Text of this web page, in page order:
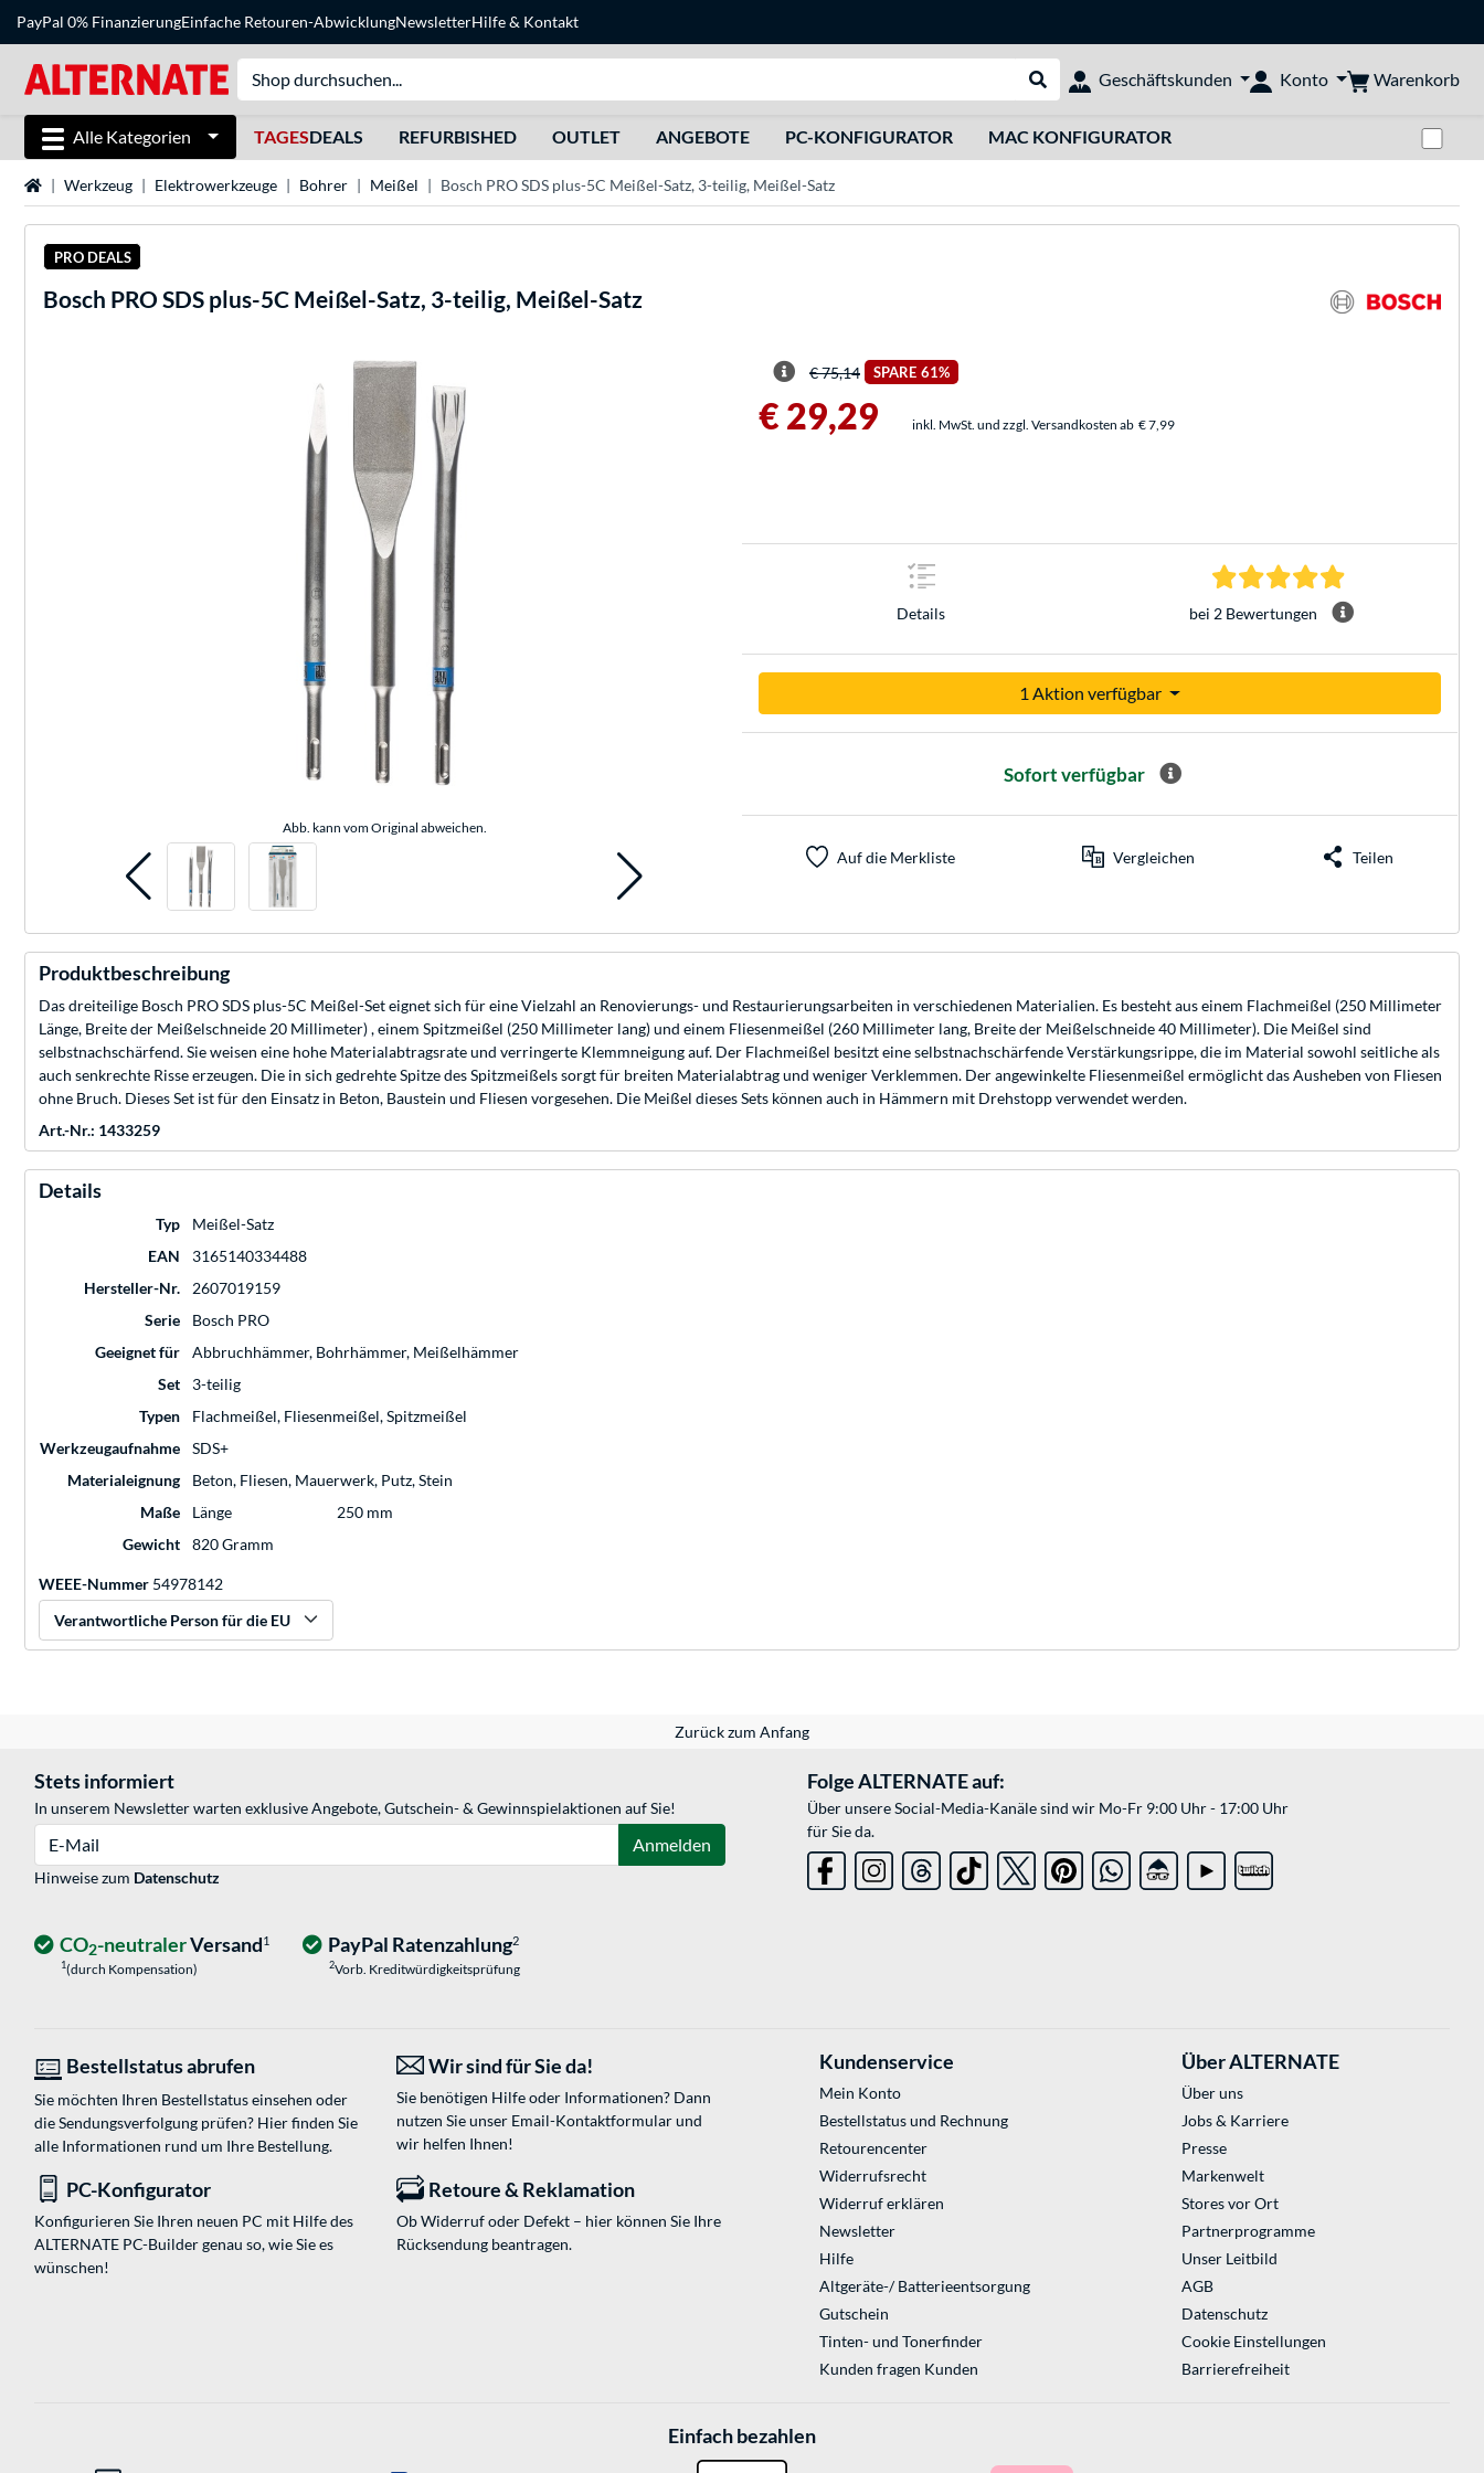
PayPal 0% FinanzierungEinfache Retouren-AbwicklungNewsletterHilfe& Kontakt
Suche durchführen
Geschäftskunden Konto Warenkorb
Alle Kategorien TAGESDEALS REFURBISHED OUTLET ANGEBOTE PC-KONFIGURATOR MAC KONFIGURATOR
StartseiteWerkzeug Elektrowerkzeuge Bohrer Meißel Bosch PRO SDS plus-5C Meißel-Satz, 3-teilig, Meißel-Satz
PRO DEALS
Bosch PRO SDS plus-5C Meißel-Satz, 3-teilig, Meißel-Satz
Abb. kann vom Original abweichen.
€ 75,14 SPARE 61%
€ 29,29 inkl. MwSt. und zzgl. Versandkosten ab € 7,99
Details
5.0 Sterne bei 2
bei 2 Bewertungen
1 Aktion verfügbar
Sofort verfügbar
Auf die Merkliste Vergleichen Teilen
Produktbeschreibung
Das dreiteilige Bosch PRO SDS plus-5C Meißel-Set eignet sich für eine Vielzahl an Renovierungs- und Restaurierungsarbeiten in verschiedenen Materialien. Es besteht aus einem Flachmeißel (250 Millimeter
Länge, Breite der Meißelschneide 20 Millimeter) , einem Spitzmeißel (250 Millimeter lang) und einem Fliesenmeißel (260 Millimeter lang, Breite der Meißelschneide 40 Millimeter). Die Meißel sind
selbstnachschärfend. Sie weisen eine hohe Materialabtragsrate und verringerte Klemmneigung auf. Der Flachmeißel besitzt eine selbstnachschärfende Verstärkungsrippe, die im Material sowohl seitliche als
auch senkrechte Risse erzeugen. Die in sich gedrehte Spitze des Spitzmeißels sorgt für breiten Materialabtrag und weniger Verklemmen. Der angewinkelte Fliesenmeißel ermöglicht das Ausheben von Fliesen
ohne Bruch. Dieses Set ist für den Einsatz in Beton, Baustein und Fliesen vorgesehen. Die Meißel dieses Sets können auch in Hämmern mit Drehstopp verwendet werden.
Art.-Nr.: 1433259
Details
Typ
Meißel-Satz
EAN
3165140334488
Hersteller-Nr.
2607019159
Serie
Bosch PRO
Geeignet für
Abbruchhämmer, Bohrhämmer, Meißelhämmer
Set
3-teilig
Typen
Flachmeißel, Fliesenmeißel, Spitzmeißel
Werkzeugaufnahme
SDS+
Materialeignung
Beton, Fliesen, Mauerwerk, Putz, Stein
Maße
Länge
250 mm
Gewicht
820 Gramm
WEEE-Nummer 54978142
Verantwortliche Person für die EU
Zurück zum Anfang
Stets informiert
In unserem Newsletter warten exklusive Angebote, Gutschein- & Gewinnspielaktionen auf Sie!
Anmelden
Hinweise zum Datenschutz
Folge ALTERNATE auf:
Über unsere Social-Media-Kanäle sind wir Mo-Fr 9:00 Uhr - 17:00 Uhr
für Sie da.
CO2-neutralerVersand1
1(durch Kompensation)
PayPal Ratenzahlung2
2Vorb. Kreditwürdigkeitsprüfung
Bestellstatus abrufen
Sie möchten Ihren Bestellstatus einsehen oder
die Sendungsverfolgung prüfen? Hier finden Sie
alle Informationen rund um Ihre Bestellung.
Wir sind für Sie da!
Sie benötigen Hilfe oder Informationen? Dann
nutzen Sie unser Email-Kontaktformularund
wir helfen Ihnen!
PC-Konfigurator
Konfigurieren Sie Ihren neuen PC mit Hilfe des
ALTERNATE PC-Builder genau so, wie Sie es
wünschen!
Retoure & Reklamation
Ob Widerruf oder Defekt – hier können Sie Ihre
Rücksendung beantragen.
Kundenservice
Mein Konto
Bestellstatus und Rechnung
Retourencenter
Widerrufsrecht
Widerruf erklären
Newsletter
Hilfe
Altgeräte-/ Batterieentsorgung
Gutschein
Tinten- und Tonerfinder
Kunden fragen Kunden
Über ALTERNATE
Über uns
Jobs & Karriere
Presse
Markenwelt
Stores vor Ort
Partnerprogramme
Unser Leitbild
AGB
Datenschutz
Cookie Einstellungen
Barrierefreiheit
Einfach bezahlen